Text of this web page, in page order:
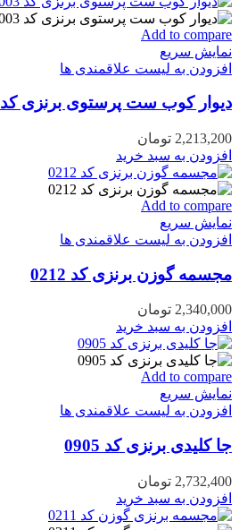
Add to compare
نمایش سریع
افزودن به لیست علاقمندی ها
دیوار کوب ست پرستوی برنزی کد 1003
2,213,200 تومان
افزودن به سبد خرید
Add to compare
نمایش سریع
افزودن به لیست علاقمندی ها
مجسمه گوزن برنزی کد 0212
2,340,000 تومان
افزودن به سبد خرید
Add to compare
نمایش سریع
افزودن به لیست علاقمندی ها
جا کلیدی برنزی کد 0905
2,732,400 تومان
افزودن به سبد خرید